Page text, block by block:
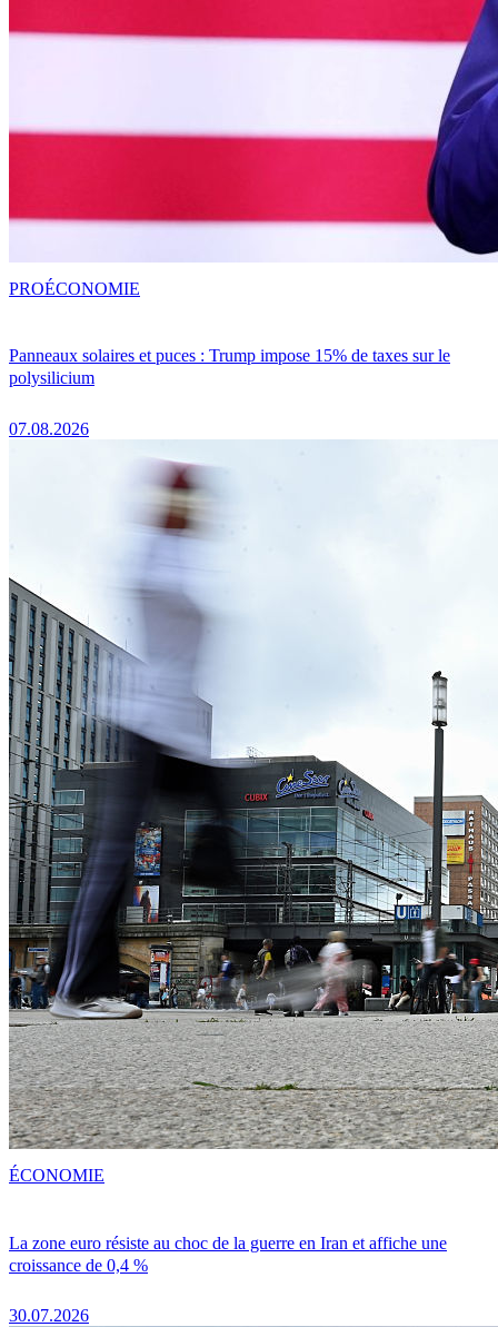
Panneaux solaires et puces : Trump impose 15% de taxes sur le
polysilicium
07.08.2026
PROÉCONOMIE
La zone euro résiste au choc de la guerre en Iran et affiche une
croissance de 0,4 %
30.07.2026
ÉCONOMIE